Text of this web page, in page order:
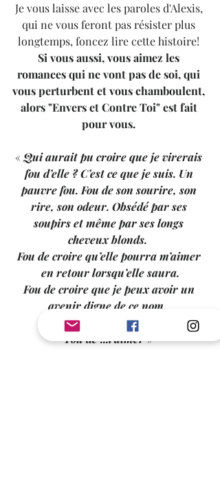
Je vous laisse avec les paroles d'Alexis,
qui ne vous feront pas résister plus
longtemps, foncez lire cette histoire!
Si vous aussi, vous aimez les
romances qui ne vont pas de soi, qui
vous perturbent et vous chamboulent,
alors "Envers et Contre Toi" est fait
pour vous.
« Qui aurait pu croire que je virerais
fou d’elle ? C’est ce que je suis. Un
pauvre fou. Fou de son sourire, son
rire, son odeur. Obsédé par ses
soupirs et même par ses longs
cheveux blonds.
Fou de croire qu’elle pourra m’aimer
en retour lorsqu’elle saura.
Fou de croire que je peux avoir un
avenir digne de ce nom.
Fou de lui mentir.
Fou de ...l’aimer »